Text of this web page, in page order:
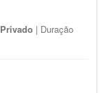
Privado | Duração